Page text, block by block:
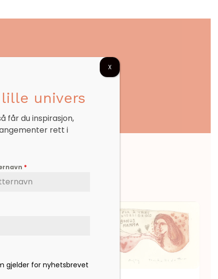
univers
får du inspirasjon,
rett i
*
gjelder for nyhetsbrevet
X